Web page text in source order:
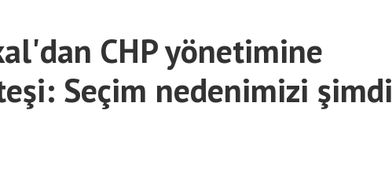
CHP yönetimine
Seçim nedenimizi şimdi